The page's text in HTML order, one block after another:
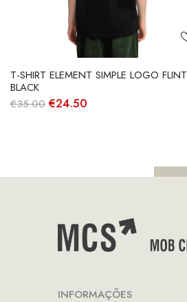
T-SHIRT ELEMENT SIMPLE LOGO FLINT
BLACK
€35.00 O
€24.50
INFORMAÇÕES